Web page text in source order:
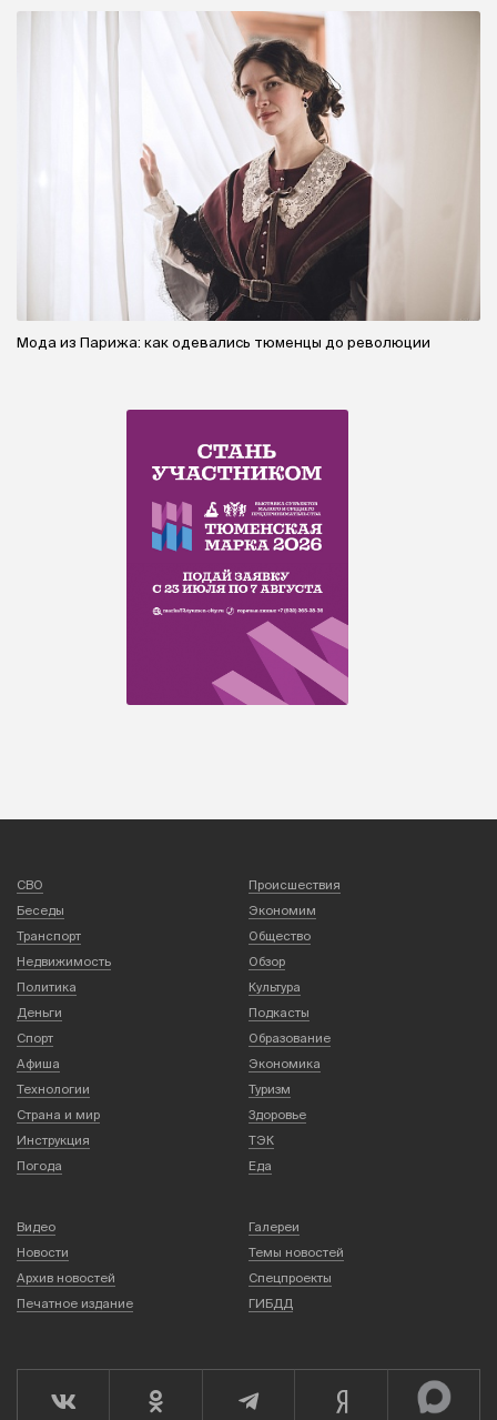
Мода из Парижа: как одевались тюменцы до революции
СВО
Происшествия
Беседы
Экономим
Транспорт
Общество
Недвижимость
Обзор
Политика
Культура
Деньги
Подкасты
Спорт
Образование
Афиша
Экономика
Технологии
Туризм
Страна и мир
Здоровье
Инструкция
ТЭК
Погода
Еда
Видео
Галереи
Новости
Темы новостей
Архив новостей
Спецпроекты
Печатное издание
ГИБДД